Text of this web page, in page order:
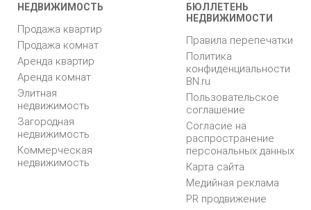
НЕДВИЖИМОСТЬ
Продажа квартир
Продажа комнат
Аренда квартир
Аренда комнат
Элитная
недвижимость
Загородная
недвижимость
Коммерческая
недвижимость
БЮЛЛЕТЕНЬ
НЕДВИЖИМОСТИ
Правила перепечатки
Политика
конфиденциальности
BN.ru
Пользовательское
соглашение
Согласие на
распространение
персональных данных
Карта сайта
Медийная реклама
PR продвижение